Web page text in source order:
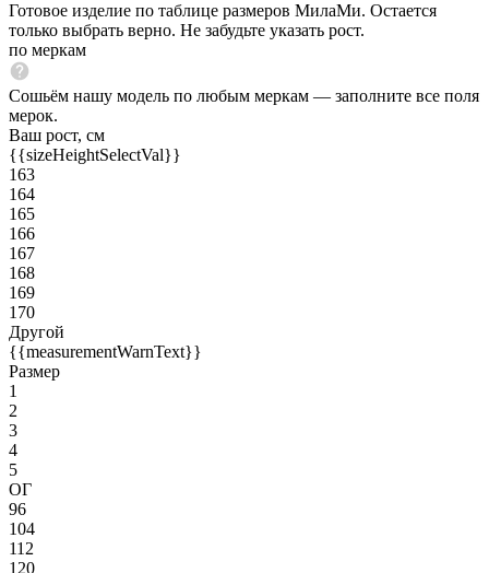
Готовое изделие по таблице размеров МилаМи. Остается
только выбрать верно. Не забудьте указать рост.
по меркам
Сошьём нашу модель по любым меркам — заполните все поля
мерок.
Ваш рост, см
{{sizeHeightSelectVal}}
163
164
165
166
167
168
169
170
Другой
{{measurementWarnText}}
Размер
1
2
3
4
5
ОГ
96
104
112
120